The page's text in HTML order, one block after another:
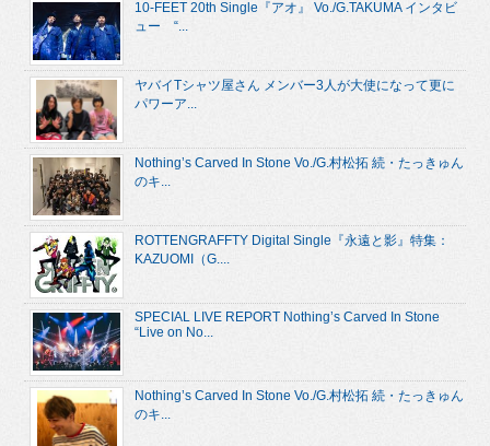
10-FEET 20th Single『アオ』 Vo./G.TAKUMA インタビ
ュー “...
ヤバイTシャツ屋さん メンバー3人が大使になって更に
パワーア...
Nothing’s Carved In Stone Vo./G.村松拓 続・たっきゅん
のキ...
ROTTENGRAFFTY Digital Single『永遠と影』特集：
KAZUOMI（G....
SPECIAL LIVE REPORT Nothing’s Carved In Stone
“Live on No...
Nothing’s Carved In Stone Vo./G.村松拓 続・たっきゅん
のキ...